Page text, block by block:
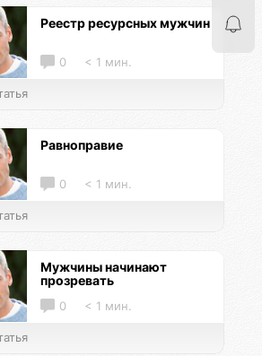
Реестр ресурсных мужчин
0 < 1 мин.
Равноправие
0 < 1 мин.
Мужчины начинают
прозревать
0 < 1 мин.